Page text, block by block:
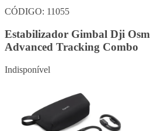
CÓDIGO: 11055
Estabilizador Gimbal Dji
Advanced Tracking Combo
Indisponível